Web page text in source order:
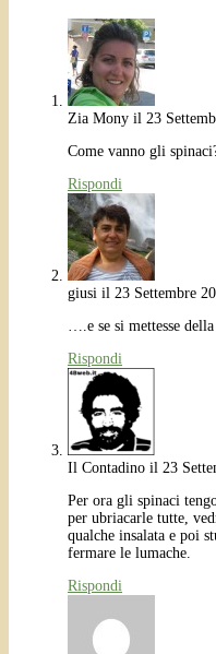
Zia Mony il 23
Come vanno gli
Rispondi
giusi il 23 Settembre
….e se si mettesse
Rispondi
Il Contadino il 23
Per ora gli spinaci
per ubriacarle tutte,
qualche insalata e poi
fermare le lumache.
Rispondi